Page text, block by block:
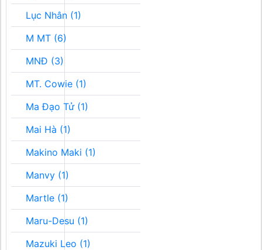
Lục Nhân (1)
M MT (6)
MNĐ (3)
MT. Cowie (1)
Ma Đạo Tử (1)
Mai Hà (1)
Makino Maki (1)
Manvy (1)
Martle (1)
Maru-Desu (1)
Mazuki Leo (1)